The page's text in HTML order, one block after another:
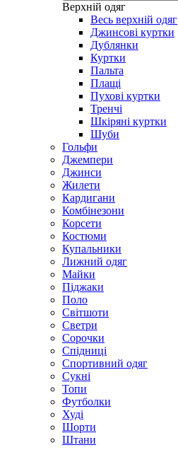
Верхній одяг
Весь верхній одяг
Джинсові куртки
Дублянки
Куртки
Пальта
Плащі
Пухові куртки
Тренчі
Шкіряні куртки
Шуби
Гольфи
Джемпери
Джинси
Жилети
Кардигани
Комбінезони
Корсети
Костюми
Купальники
Лижний одяг
Майки
Піджаки
Поло
Світшоти
Светри
Сорочки
Спідниці
Спортивний одяг
Сукні
Топи
Футболки
Худі
Шорти
Штани